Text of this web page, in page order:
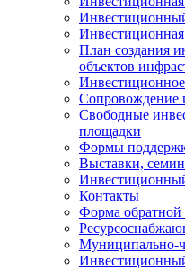
Инвестиционная
План создания
объектов
Инвестиционное
Сопровождение
Свободные
площадки
Формы
Выставки,
Контакты
Форма обратной
Муниципально-